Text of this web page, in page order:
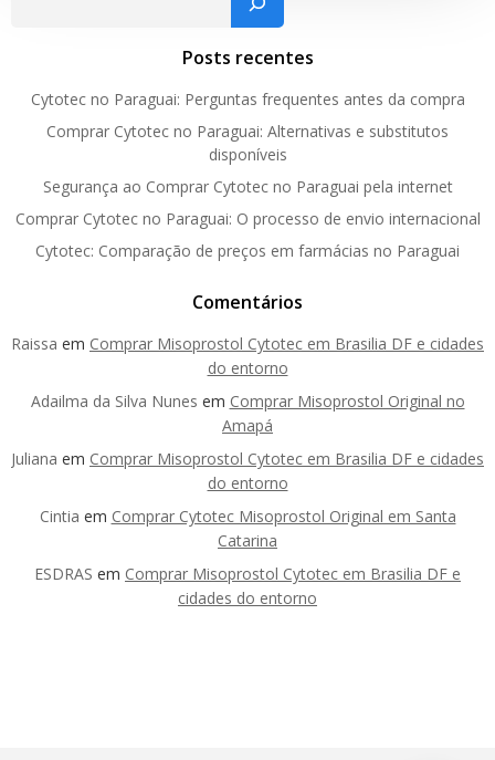
Posts recentes
Cytotec no Paraguai: Perguntas frequentes antes da compra
Comprar Cytotec no Paraguai: Alternativas e substitutos
disponíveis
Segurança ao Comprar Cytotec no Paraguai pela internet
Comprar Cytotec no Paraguai: O processo de envio internacional
Cytotec: Comparação de preços em farmácias no Paraguai
Comentários
Raissa em Comprar Misoprostol Cytotec em Brasilia DF e cidades
do entorno
Adailma da Silva Nunes em Comprar Misoprostol Original no
Amapá
Juliana em Comprar Misoprostol Cytotec em Brasilia DF e cidades
do entorno
Cintia em Comprar Cytotec Misoprostol Original em Santa
Catarina
ESDRAS em Comprar Misoprostol Cytotec em Brasilia DF e
cidades do entorno